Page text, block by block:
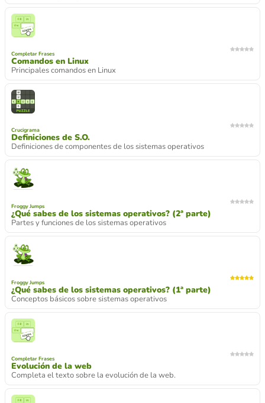
Completar Frases
Comandos en Linux
Principales comandos en Linux
Crucigrama
Definiciones de S.O.
Definiciones de componentes de los sistemas operativos
Froggy Jumps
¿Qué sabes de los sistemas operativos? (2ª parte)
Partes y funciones de los sistemas operativos
Froggy Jumps
¿Qué sabes de los sistemas operativos? (1ª parte)
Conceptos básicos sobre sistemas operativos
Completar Frases
Evolución de la web
Completa el texto sobre la evolución de la web.